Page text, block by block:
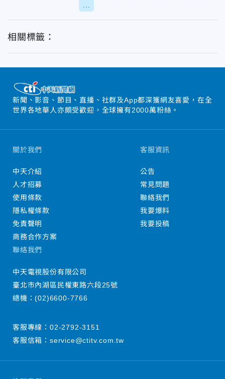
相關標籤：
新聞、影音、節目、直播、社群及App都深獲網友喜愛，在全
世界各地華人亦頗受歡迎，全球擁有2000萬粉絲。
關於我們
中天介紹
人才招募
使用條款
隱私權條款
免責聲明
商務合作方案
客服資訊
公告
常見問題
聯絡我們
我要爆料
我要投稿
聯絡我們
中天電視股份有限公司
臺北市內湖區民權東路六段25號
總機：(02)6600-7766
客服專線： 02-2792-3151
客服信箱： service@ctitv.com.tw